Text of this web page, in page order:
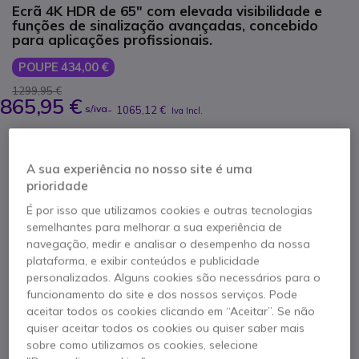
Ecrã 4K HDR de 65" com elevada visibilidade e
funções de sinalização avançadas, concebido
para aplicações profissionais.
POUPE 434,00 €
1299,95 €
865,95 € s/iva- 1065,12 € Iva Incl.
Esgotado
49 produtos em stock plataforma
Entrega:5-7 dias
2 anos de garantiado fabricante
A sua experiência no nosso site é uma
prioridade
É por isso que utilizamos cookies e outras tecnologias
semelhantes para melhorar a sua experiência de
navegação, medir e analisar o desempenho da nossa
plataforma, e exibir conteúdos e publicidade
personalizados. Alguns cookies são necessários para o
funcionamento do site e dos nossos serviços. Pode
aceitar todos os cookies clicando em “Aceitar”. Se não
quiser aceitar todos os cookies ou quiser saber mais
sobre como utilizamos os cookies, selecione